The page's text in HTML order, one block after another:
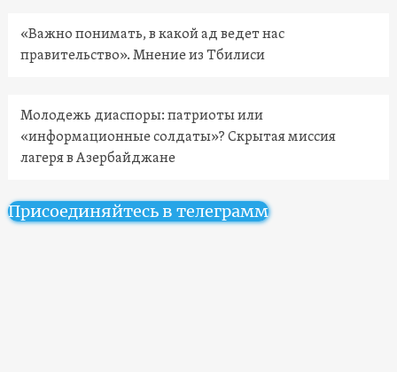
«Важно понимать, в какой ад ведет нас
правительство». Мнение из Тбилиси
Молодежь диаспоры: патриоты или
«информационные солдаты»? Скрытая миссия
лагеря в Азербайджане
Присоединяйтесь в телеграмм